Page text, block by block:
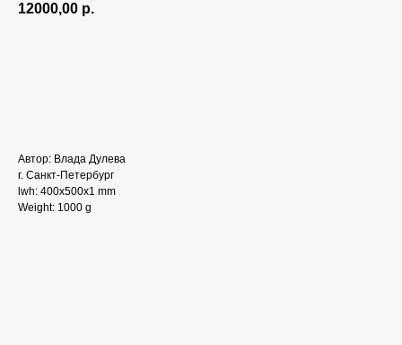
12000,00 р.
Автор: Влада Дулева
г. Санкт-Петербург
lwh: 400x500x1 mm
Weight: 1000 g